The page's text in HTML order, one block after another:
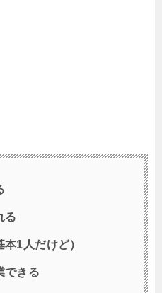
る
1人だけど）
できる